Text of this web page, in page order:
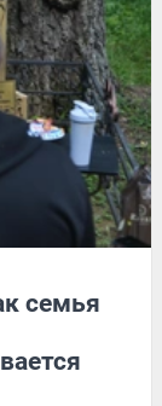
семья